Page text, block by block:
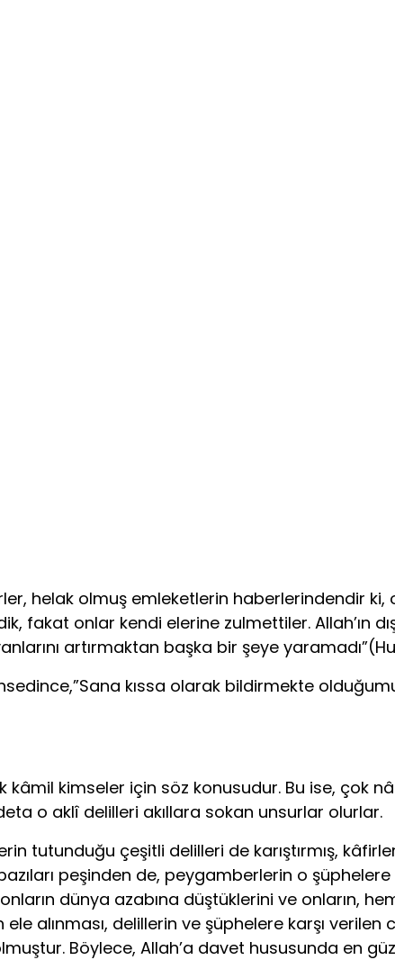
helak olmuş emleketlerin haberlerindendir ki,
fakat onlar kendi elerine zulmettiler. Allah’ın
artırmaktan başka bir şeye
kıssa olarak bildirmekte
kimseler için söz konusudur. Bu ise, çok
o aklî delilleri akıllara sokan unsurlar olurlar.
tutunduğu çeşitli delilleri de karıştırmış,
peşinden de, peygamberlerin o şüphelere
dünya azabına düştüklerini ve onların,
ele alınması, delillerin ve şüphelere karşı
Böylece, Allah’a davet hususunda en